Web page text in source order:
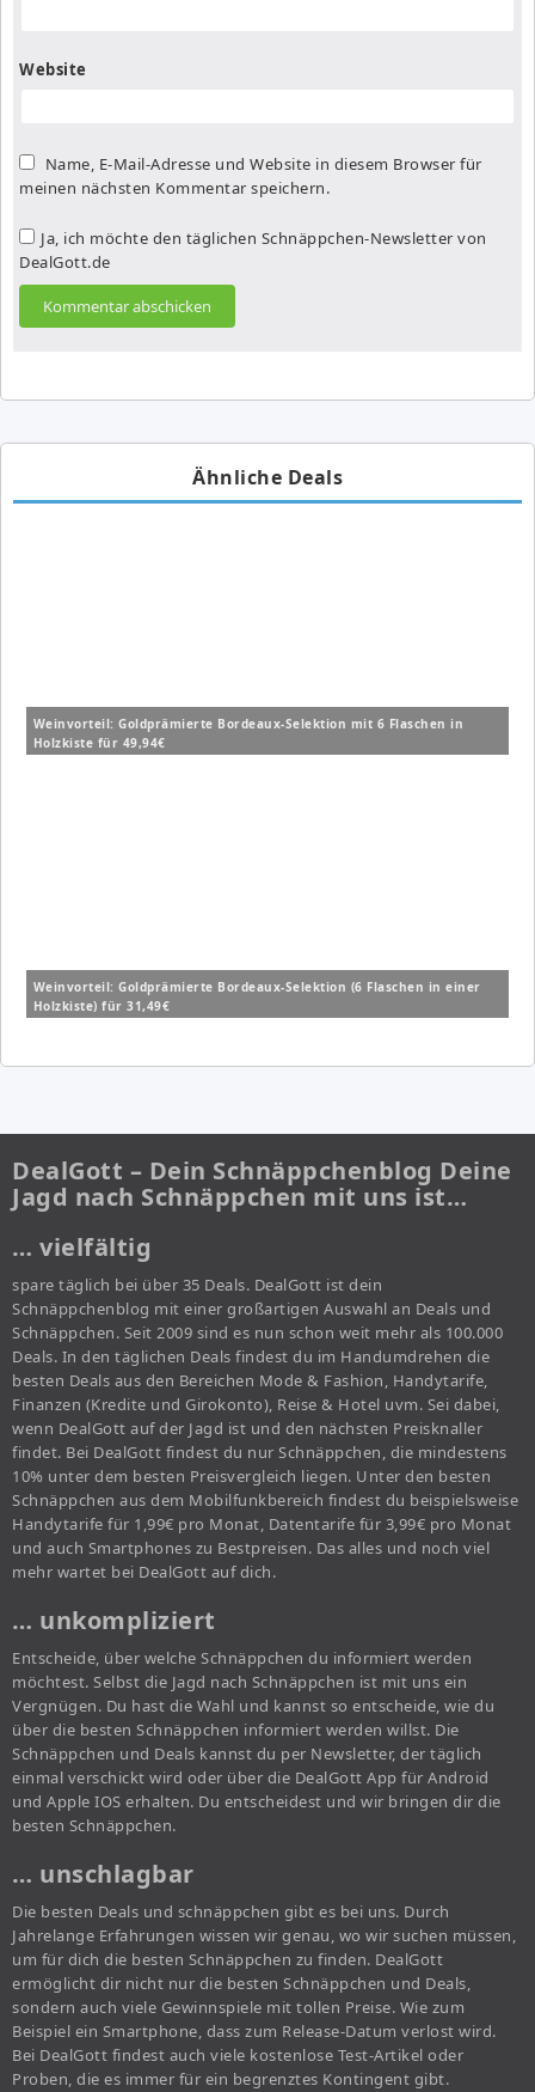
Website
Name, E-Mail-Adresse und Website in diesem Browser für
meinen nächsten Kommentar speichern.
Ja, ich möchte den täglichen Schnäppchen-Newsletter von
DealGott.de
Ähnliche Deals
Weinvorteil: Goldprämierte Bordeaux-Selektion mit 6 Flaschen in
Holzkiste für 49,94€
Weinvorteil: Goldprämierte Bordeaux-Selektion (6 Flaschen in einer
Holzkiste) für 31,49€
DealGott – Dein Schnäppchenblog Deine
Jagd nach Schnäppchen mit uns ist…
… vielfältig
spare täglich bei über 35 Deals. DealGott ist dein
Schnäppchenblog mit einer großartigen Auswahl an Deals und
Schnäppchen. Seit 2009 sind es nun schon weit mehr als 100.000
Deals. In den täglichen Deals findest du im Handumdrehen die
besten Deals aus den Bereichen Mode & Fashion, Handytarife,
Finanzen (Kredite und Girokonto), Reise & Hotel uvm. Sei dabei,
wenn DealGott auf der Jagd ist und den nächsten Preisknaller
findet. Bei DealGott findest du nur Schnäppchen, die mindestens
10% unter dem besten Preisvergleich liegen. Unter den besten
Schnäppchen aus dem Mobilfunkbereich findest du beispielsweise
Handytarife für 1,99€ pro Monat, Datentarife für 3,99€ pro Monat
und auch Smartphones zu Bestpreisen. Das alles und noch viel
mehr wartet bei DealGott auf dich.
… unkompliziert
Entscheide, über welche Schnäppchen du informiert werden
möchtest. Selbst die Jagd nach Schnäppchen ist mit uns ein
Vergnügen. Du hast die Wahl und kannst so entscheide, wie du
über die besten Schnäppchen informiert werden willst. Die
Schnäppchen und Deals kannst du per Newsletter, der täglich
einmal verschickt wird oder über die DealGott App für Android
und Apple IOS erhalten. Du entscheidest und wir bringen dir die
besten Schnäppchen.
… unschlagbar
Die besten Deals und schnäppchen gibt es bei uns. Durch
Jahrelange Erfahrungen wissen wir genau, wo wir suchen müssen,
um für dich die besten Schnäppchen zu finden. DealGott
ermöglicht dir nicht nur die besten Schnäppchen und Deals,
sondern auch viele Gewinnspiele mit tollen Preise. Wie zum
Beispiel ein Smartphone, dass zum Release-Datum verlost wird.
Bei DealGott findest auch viele kostenlose Test-Artikel oder
Proben, die es immer für ein begrenztes Kontingent gibt.